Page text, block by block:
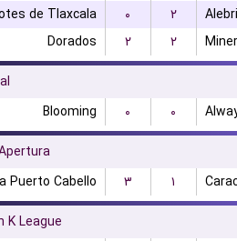
de Tlaxcala
۰ ۲
Dorados
۲ ۲
Blooming
۰ ۰
Puerto Cabello
۳ ۱
K League